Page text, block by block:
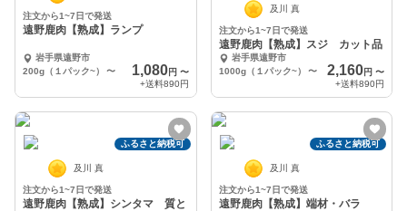
注文から1~7日で発送
遠野鹿肉【熟成】ランプ
岩手県遠野市
200g（１パック~）
〜 1,080円 〜
+送料890円
及川 真
注文から1~7日で発送
遠野鹿肉【熟成】スジ カット品
岩手県遠野市
1000g（１パック~）
〜 2,160円 〜
+送料890円
ふるさと納税可
及川 真
注文から1~7日で発送
遠野鹿肉【熟成】シンタマ 質と
ふるさと納税可
及川 真
注文から1~7日で発送
遠野鹿肉【熟成】端材・バラ